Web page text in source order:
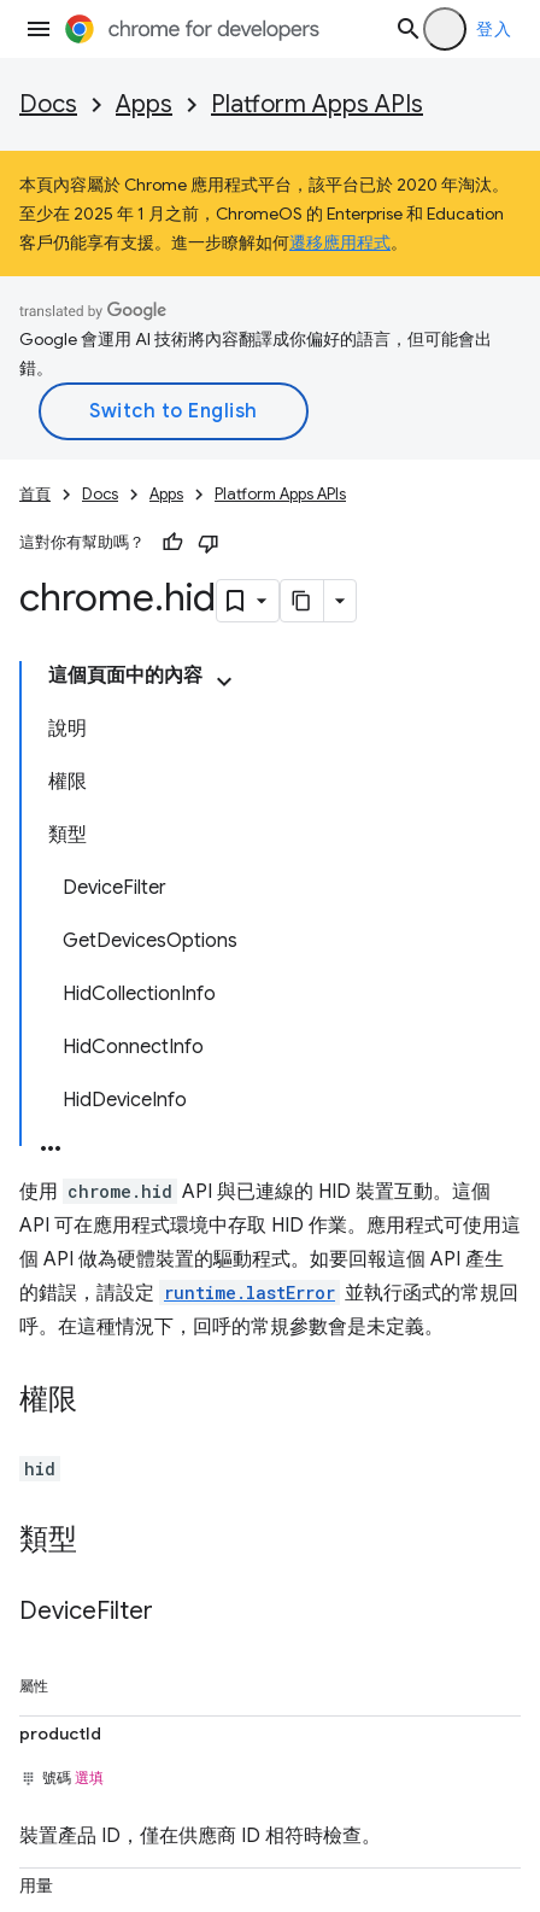
登入
Docs Apps Platform Apps APIs
本頁內容屬於 Chrome 應用程式平台，該平台已於 2020 年淘汰。
至少在 2025 年 1 月之前，ChromeOS 的 Enterprise 和 Education
客戶仍能享有支援。進一步瞭解如何遷移應用程式。
Google 會運用 AI 技術將內容翻譯成你偏好的語言，但可能會出
錯。
首頁 Docs Apps Platform Apps APIs
這對你有幫助嗎？
chrome.hid
這個頁面中的內容
說明
權限
類型
DeviceFilter
GetDevicesOptions
HidCollectionInfo
HidConnectInfo
HidDeviceInfo
使用 chrome.hid API 與已連線的 HID 裝置互動。這個
API 可在應用程式環境中存取 HID 作業。應用程式可使用這
個 API 做為硬體裝置的驅動程式。如要回報這個 API 產生
的錯誤，請設定 runtime.lastError 並執行函式的常規回
呼。在這種情況下，回呼的常規參數會是未定義。
權限
hid
類型
DeviceFilter
屬性
productId
號碼 選填
裝置產品 ID，僅在供應商 ID 相符時檢查。
用量